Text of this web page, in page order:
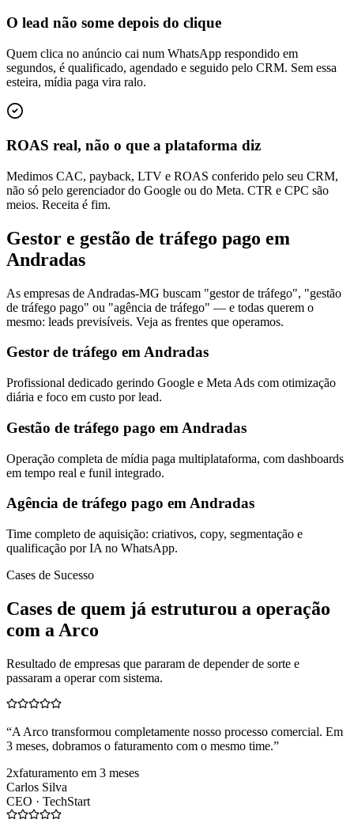
O lead não some depois do clique
Quem clica no anúncio cai num WhatsApp respondido em
segundos, é qualificado, agendado e seguido pelo CRM. Sem essa
esteira, mídia paga vira ralo.
ROAS real, não o que a plataforma diz
Medimos CAC, payback, LTV e ROAS conferido pelo seu CRM,
não só pelo gerenciador do Google ou do Meta. CTR e CPC são
meios. Receita é fim.
Gestor e gestão de tráfego pago em
Andradas
As empresas de Andradas-MG buscam "gestor de tráfego", "gestão
de tráfego pago" ou "agência de tráfego" — e todas querem o
mesmo: leads previsíveis. Veja as frentes que operamos.
Gestor de tráfego em Andradas
Profissional dedicado gerindo Google e Meta Ads com otimização
diária e foco em custo por lead.
Gestão de tráfego pago em Andradas
Operação completa de mídia paga multiplataforma, com dashboards
em tempo real e funil integrado.
Agência de tráfego pago em Andradas
Time completo de aquisição: criativos, copy, segmentação e
qualificação por IA no WhatsApp.
Cases de Sucesso
Cases de quem já estruturou a operação
com a Arco
Resultado de empresas que pararam de depender de sorte e
passaram a operar com sistema.
“A Arco transformou completamente nosso processo comercial. Em
3 meses, dobramos o faturamento com o mesmo time.”
2xfaturamento em 3 meses
Carlos Silva
CEO · TechStart